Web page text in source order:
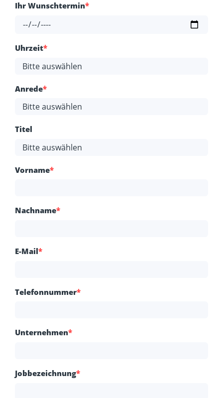
Ihr Wunschtermin*
Uhrzeit*
Anrede*
Titel
Vorname*
Nachname*
E-Mail*
Telefonnummer*
Unternehmen*
Jobbezeichnung*